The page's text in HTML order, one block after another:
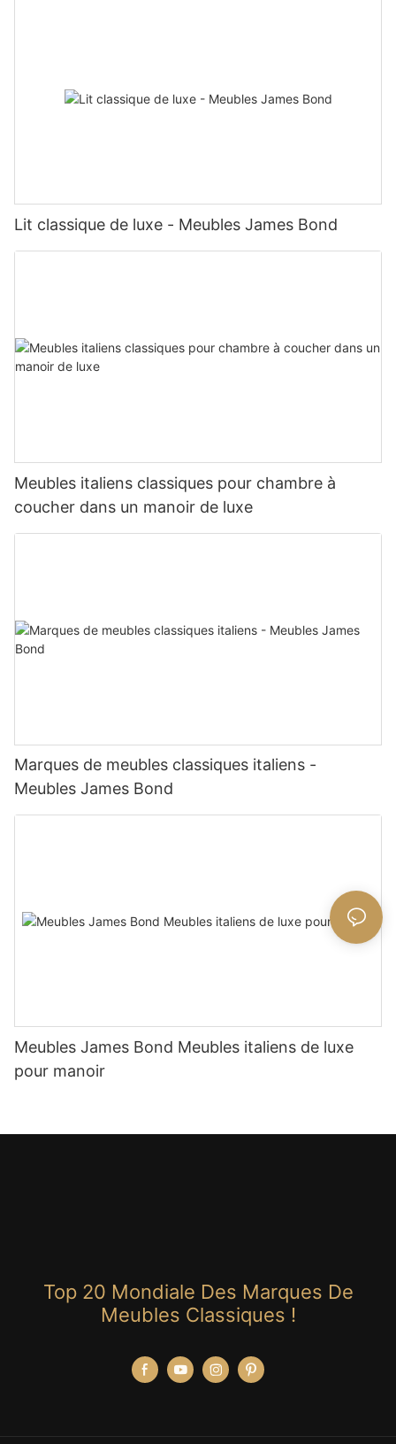
Lit classique de luxe - Meubles James Bond
Meubles italiens classiques pour chambre à
coucher dans un manoir de luxe
Marques de meubles classiques italiens -
Meubles James Bond
Meubles James Bond Meubles italiens de luxe
pour manoir
Top 20 Mondiale Des Marques De
Meubles Classiques !